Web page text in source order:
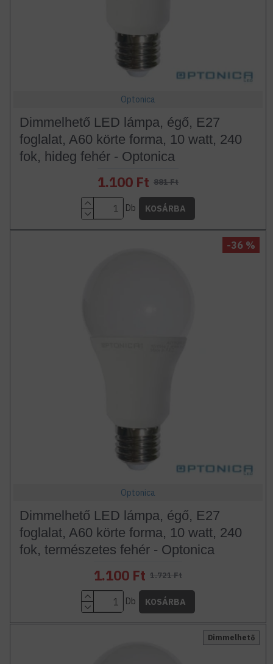
Optonica
Dimmelhető LED lámpa, égő, E27
foglalat, A60 körte forma, 10 watt, 240
fok, hideg fehér - Optonica
1.100 Ft 881 Ft
Db KOSÁRBA
-36 %
Optonica
Dimmelhető LED lámpa, égő, E27
foglalat, A60 körte forma, 10 watt, 240
fok, természetes fehér - Optonica
1.100 Ft 1.721 Ft
Db KOSÁRBA
Dimmelhető